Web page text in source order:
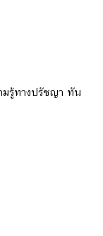
รู้ทางปรัชญา ทัน